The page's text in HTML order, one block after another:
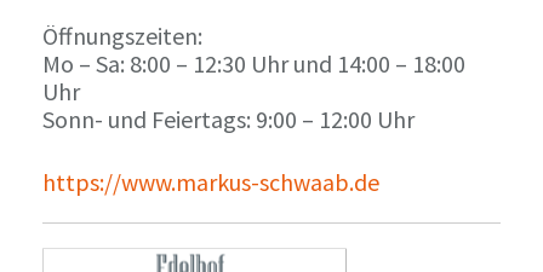
Öffnungszeiten:
Mo – Sa: 8:00 – 12:30 Uhr und 14:00 – 18:00
Uhr
Sonn- und Feiertags: 9:00 – 12:00 Uhr
https://www.markus-schwaab.de